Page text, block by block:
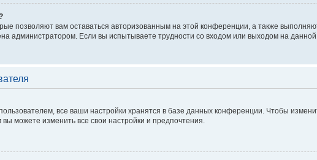
позволяют вам оставаться авторизованным на этой конференции, а также
администратором. Если вы испытываете трудности со входом или выходом на
все ваши настройки хранятся в базе данных конференции. Чтобы
вы можете изменить все свои настройки и предпочтения.